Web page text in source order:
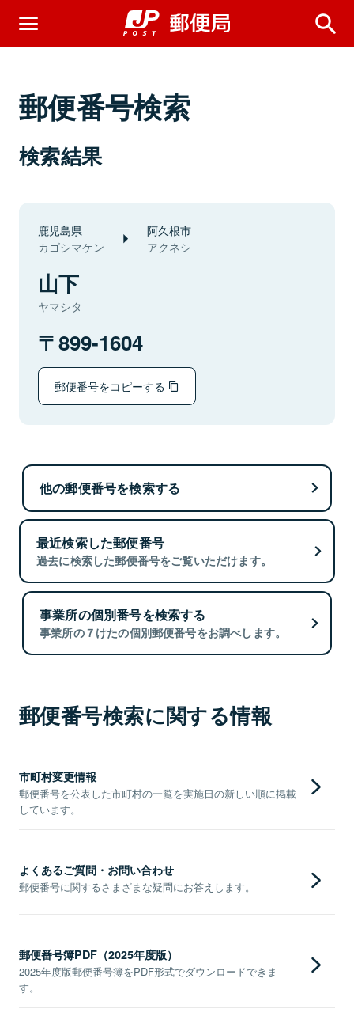
郵便番号検索
検索結果
鹿児島県
カゴシマケン
阿久根市
アクネシ
山下
ヤマシタ
899-1604
郵便番号をコピーする
他の郵便番号を検索する
最近検索した郵便番号
過去に検索した郵便番号をご覧いただけます。
事業所の個別番号を検索する
事業所の７けたの個別郵便番号をお調べします。
郵便番号検索に関する情報
市町村変更情報
郵便番号を公表した市町村の一覧を実施日の新しい順に掲載
しています。
よくあるご質問・お問い合わせ
郵便番号に関するさまざまな疑問にお答えします。
郵便番号簿PDF（2025年度版）
2025年度版郵便番号簿をPDF形式でダウンロードできま
す。